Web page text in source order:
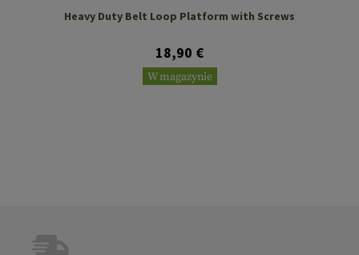
Heavy Duty Belt Loop Platform with Screws
18,90 €
W magazynie